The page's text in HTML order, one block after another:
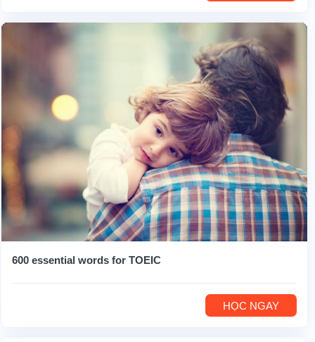
600 essential words for TOEIC
HỌC NGAY